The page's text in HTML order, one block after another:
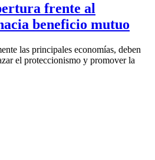
frente al
beneficio mutuo
las principales economías, deben
el proteccionismo y promover la